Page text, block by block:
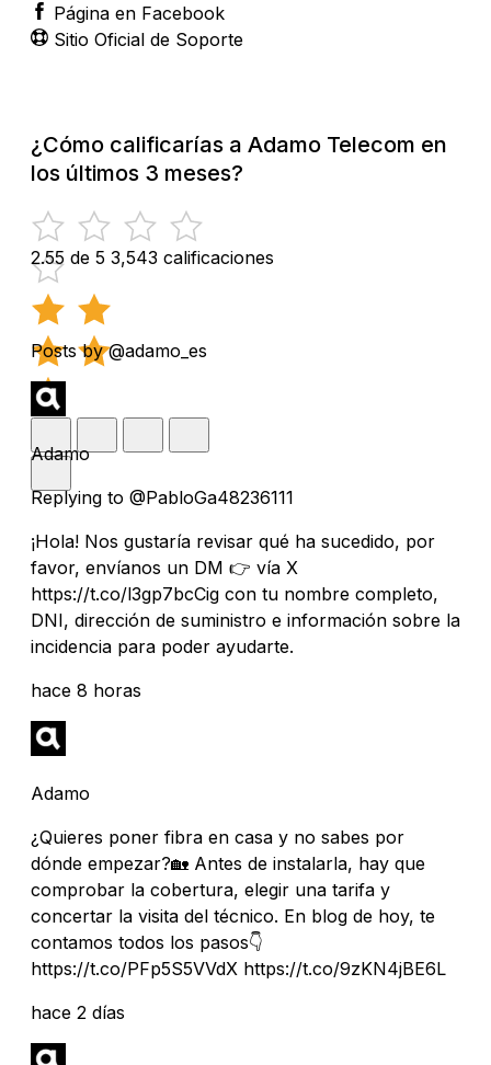
Página en Facebook
Sitio Oficial de Soporte
¿Cómo calificarías a Adamo Telecom en
los últimos 3 meses?
2.55 de 5 3,543 calificaciones
Posts by @adamo_es
Adamo
Replying to @PabloGa48236111
¡Hola! Nos gustaría revisar qué ha sucedido, por
favor, envíanos un DM 👉 vía X
https://t.co/l3gp7bcCig con tu nombre completo,
DNI, dirección de suministro e información sobre la
incidencia para poder ayudarte.
hace 8 horas
Adamo
¿Quieres poner fibra en casa y no sabes por
dónde empezar?🏡 Antes de instalarla, hay que
comprobar la cobertura, elegir una tarifa y
concertar la visita del técnico. En blog de hoy, te
contamos todos los pasos👇
https://t.co/PFp5S5VVdX https://t.co/9zKN4jBE6L
hace 2 días